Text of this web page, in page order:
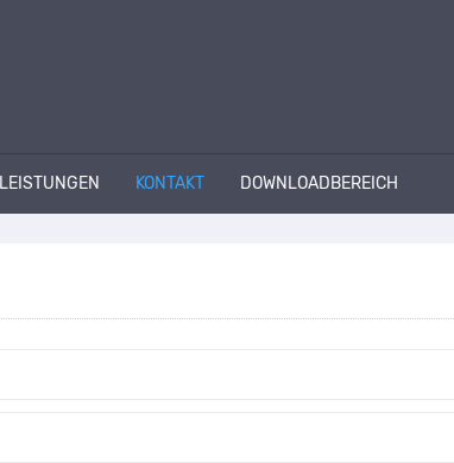
LEISTUNGEN KONTAKT DOWNLOADBEREICH